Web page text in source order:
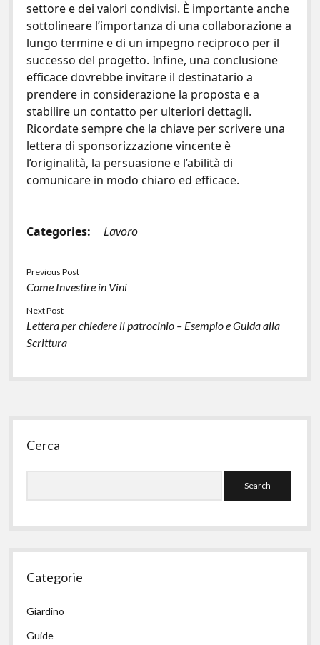
settore e dei valori condivisi. È importante anche
sottolineare l’importanza di una collaborazione a
lungo termine e di un impegno reciproco per il
successo del progetto. Infine, una conclusione
efficace dovrebbe invitare il destinatario a
prendere in considerazione la proposta e a
stabilire un contatto per ulteriori dettagli.
Ricordate sempre che la chiave per scrivere una
lettera di sponsorizzazione vincente è
l’originalità, la persuasione e l’abilità di
comunicare in modo chiaro ed efficace.
Categories: Lavoro
Previous Post
Come Investire in Vini
Next Post
Lettera per chiedere il patrocinio – Esempio e Guida alla
Scrittura
Sidebar
Cerca
Categorie
Giardino
Guide